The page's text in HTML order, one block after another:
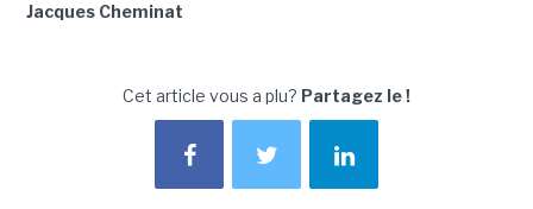
Jacques Cheminat
Cet article vous a plu? Partagez le !